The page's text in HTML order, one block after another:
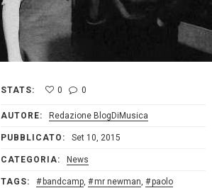
STATS: 0 0
AUTORE: Redazione BlogDiMusica
PUBBLICATO: Set 10, 2015
CATEGORIA: News
TAGS: bandcamp, mr newman,
paolo